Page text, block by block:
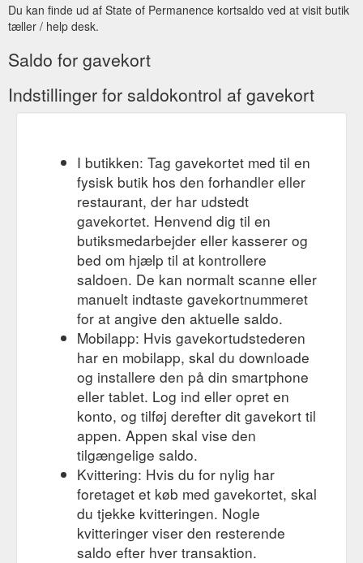
Du kan finde ud af State of Permanence kortsaldo ved at visit butik
tæller / help desk.
Saldo for gavekort
Indstillinger for saldokontrol af gavekort
I butikken: Tag gavekortet med til en
fysisk butik hos den forhandler eller
restaurant, der har udstedt
gavekortet. Henvend dig til en
butiksmedarbejder eller kasserer og
bed om hjælp til at kontrollere
saldoen. De kan normalt scanne eller
manuelt indtaste gavekortnummeret
for at angive den aktuelle saldo.
Mobilapp: Hvis gavekortudstederen
har en mobilapp, skal du downloade
og installere den på din smartphone
eller tablet. Log ind eller opret en
konto, og tilføj derefter dit gavekort til
appen. Appen skal vise den
tilgængelige saldo.
Kvittering: Hvis du for nylig har
foretaget et køb med gavekortet, skal
du tjekke kvitteringen. Nogle
kvitteringer viser den resterende
saldo efter hver transaktion.